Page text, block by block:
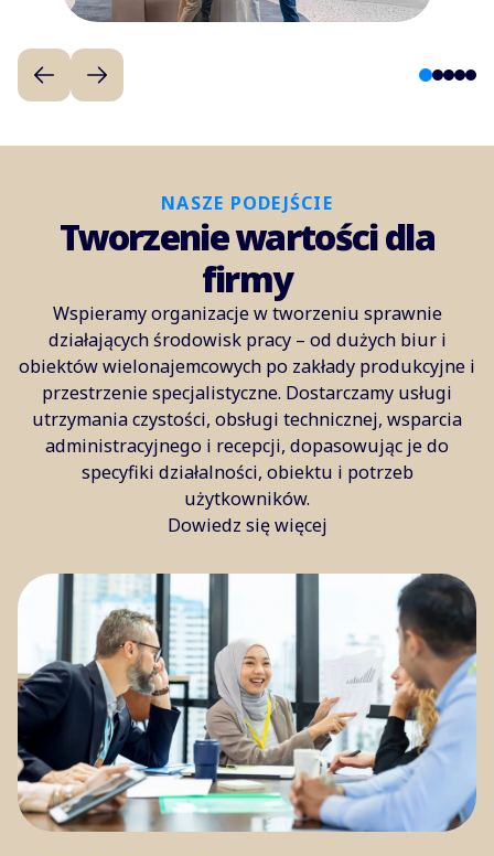
12345
NASZE PODEJŚCIE
Tworzenie wartości dla
firmy
Wspieramy organizacje w tworzeniu sprawnie
działających środowisk pracy – od dużych biur i
obiektów wielonajemcowych po zakłady produkcyjne i
przestrzenie specjalistyczne. Dostarczamy usługi
utrzymania czystości, obsługi technicznej, wsparcia
administracyjnego i recepcji, dopasowując je do
specyfiki działalności, obiektu i potrzeb
użytkowników.
Dowiedz się więcej